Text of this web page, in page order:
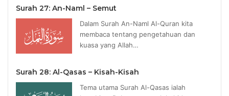
Surah 27: An-Naml – Semut
Dalam Surah An-Naml Al-Quran kita
membaca tentang pengetahuan dan
kuasa yang Allah…
Surah 28: Al-Qasas – Kisah-Kisah
Tema utama Surah Al-Qasas ialah